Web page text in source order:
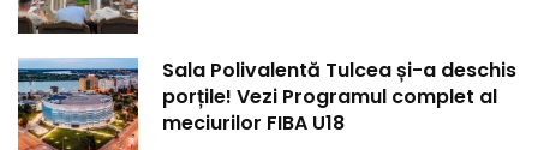
Sala Polivalentă Tulcea și-a deschis
porțile! Vezi Programul complet al
meciurilor FIBA U18